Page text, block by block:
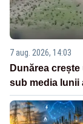
7 aug. 2026, 14:03
Dunărea
sub media lunii